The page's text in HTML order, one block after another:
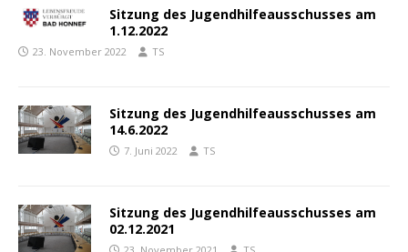
Sitzung des Jugendhilfeausschusses am
1.12.2022
23. November 2022 TS
Sitzung des Jugendhilfeausschusses am
14.6.2022
7. Juni 2022 TS
Sitzung des Jugendhilfeausschusses am
02.12.2021